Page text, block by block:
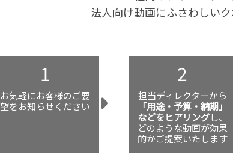
法人向け動画にふさわしい
1
お気軽にお客様のご要
望をお知らせください
2
担当ディレクターから
「用途・予算・納期」
などをヒアリングし、
どのような動画が効果
的かご提案いたします